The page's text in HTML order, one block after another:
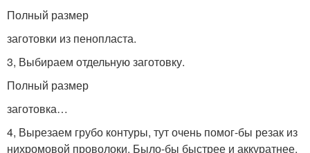
Полный размер
заготовки из пенопласта.
3, Выбираем отдельную заготовку.
Полный размер
заготовка…
4, Вырезаем грубо контуры, тут очень помог-бы резак из
нихромовой проволоки. Было-бы быстрее и аккуратнее,